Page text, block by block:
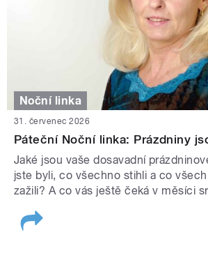
Noční linka
31. červenec 2026
Páteční Noční linka: Prázdniny
Jaké jsou vaše dosavadní
jste byli, co všechno stihli a co
zažili? A co vás ještě čeká v měsíci